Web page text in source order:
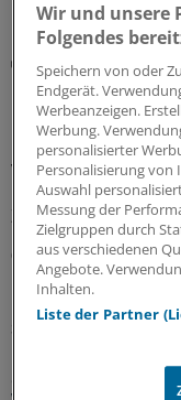
MEHR ZUM
Notfallversorgung
Neuer
Erfolgsmodell
In nur zwölf
vergeben: Der neu
Zuständig sind
07.08.2026
Sparpaket sorgt für
Spargesetzes:
Wir und unsere
Folgendes
Speichern von oder
Endgerät.
Werbeanzeigen.
Werbung.
personalisierter
Personalisierung
Auswahl
Messung der
Zielgruppen durch
aus verschiedenen
Angebote.
Inhalten.
Liste der Partner